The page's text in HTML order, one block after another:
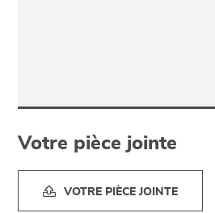
Votre pièce jointe
VOTRE PIÈCE JOINTE